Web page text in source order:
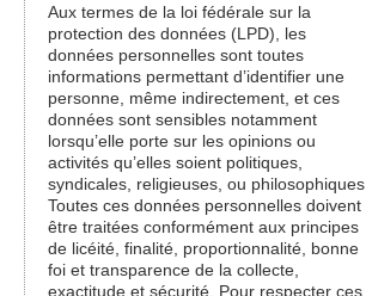
Aux termes de la loi fédérale sur la
protection des données (LPD), les
données personnelles sont toutes
informations permettant d’identifier une
personne, même indirectement, et ces
données sont sensibles notamment
lorsqu’elle porte sur les opinions ou
activités qu’elles soient politiques,
syndicales, religieuses, ou philosophiques.
Toutes ces données personnelles doivent
être traitées conformément aux principes
de licéité, finalité, proportionnalité, bonne
foi et transparence de la collecte,
exactitude et sécurité. Pour respecter ces